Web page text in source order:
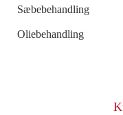
Sæbebehandling
Oliebehandling